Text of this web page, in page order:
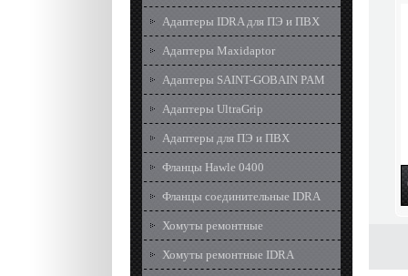
Адаптеры IDRA для ПЭ и ПВХ
Адаптеры Maxidaptor
Адаптеры SAINT-GOBAIN PAM
Адаптеры UltraGrip
Адаптеры для ПЭ и ПВХ
Фланцы Hawle 0400
Фланцы соединительные IDRA
Хомуты ремонтные
Хомуты ремонтные IDRA